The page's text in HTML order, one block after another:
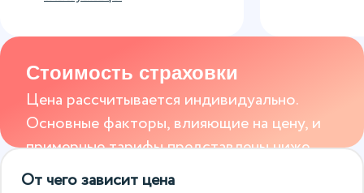
Стоимость страховки
Цена рассчитывается индивидуально.
Основные факторы, влияющие на цену, и
примерные тарифы представлены ниже.
От чего зависит цена